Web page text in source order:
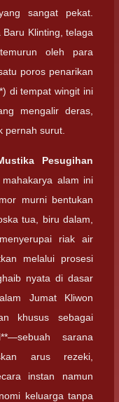
sangat pekat.
Klinting, telaga
oleh para
poros penarikan
di tempat wingit ini
mengalir deras,
pernah surut.
Pesugihan
mahakarya alam ini
murni bentukan
tua, biru dalam,
riak air
melalui prosesi
nyata di dasar
Jumat Kliwon
khusus sebagai
sarana
arus rezeki,
instan namun
keluarga tanpa